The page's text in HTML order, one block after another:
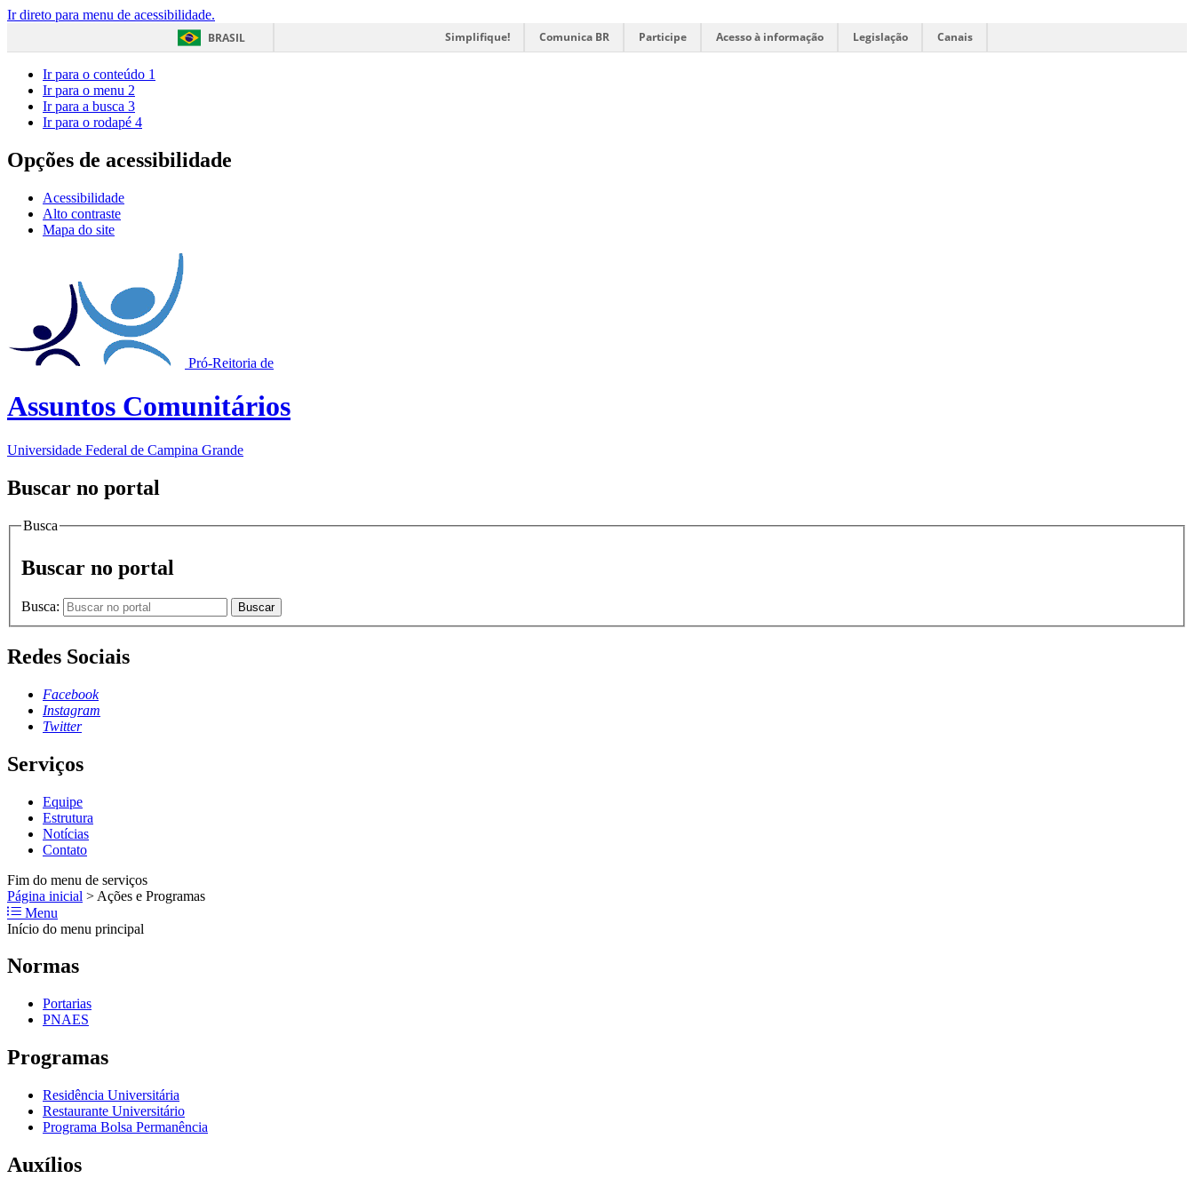
Ir direto para menu de acessibilidade.
BRASIL
Simplifique! Comunica BR Participe Acesso à informação Legislação Canais
Ir para o conteúdo 1
Ir para o menu 2
Ir para a busca 3
Ir para o rodapé 4
Opções de acessibilidade
Acessibilidade
Alto contraste
Mapa do site
Pró-Reitoria de
Assuntos Comunitários
Universidade Federal de Campina Grande
Buscar no portal
Busca
Buscar no portal
Busca: Buscar
Redes Sociais
Facebook
Instagram
Twitter
Serviços
Equipe
Estrutura
Notícias
Contato
Fim do menu de serviços
Página inicial > Ações e Programas
Menu
Início do menu principal
Normas
Portarias
PNAES
Programas
Residência Universitária
Restaurante Universitário
Programa Bolsa Permanência
Auxílios